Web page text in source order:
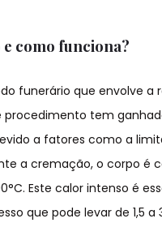
e como funciona?
funerário que envolve a
procedimento tem
a fatores como a
a cremação, o corpo
Este calor intenso é
que pode levar de 1,5